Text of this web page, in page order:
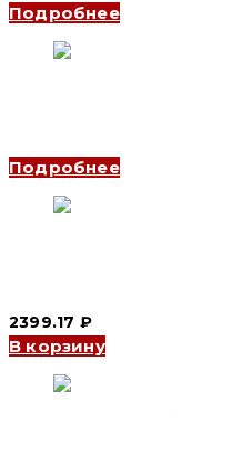
Подробнее
Подробнее
2399.17 ₽
В корзину